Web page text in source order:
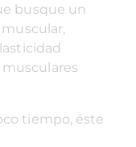
busque un
tiempo, éste